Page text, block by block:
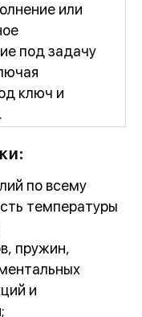
или
под задачу
ключ и
по всему
температуры
пружин,
и